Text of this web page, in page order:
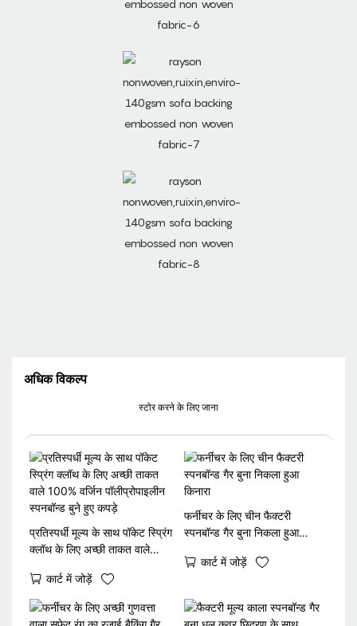
अधिक विकल्प
स्टोर करने के लिए जाना
प्रतिस्पर्धी मूल्य के साथ पॉकेट स्प्रिंग
क्लॉथ के लिए अच्छी ताकत वाले
स्पनबॉन्ड बुने हुए कपड़े
कार्ट में जोड़ें
फर्नीचर के लिए चीन फैक्टरी
स्पनबॉन्ड गैर बुना निकला हुआ
कार्ट में जोड़ें